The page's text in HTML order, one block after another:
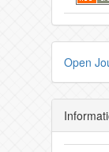
Open